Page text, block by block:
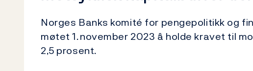
Norges Banks komité for pengepolitikk og
møtet 1. november 2023 å holde kravet til
2,5 prosent.